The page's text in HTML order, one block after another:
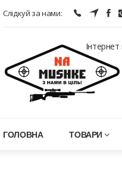
Слідкуй за нами:
ГОЛОВНА ТОВАРИ